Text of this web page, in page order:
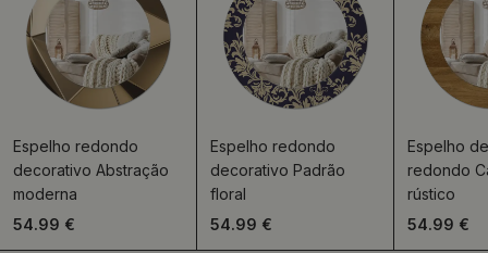
Espelho redondo
decorativo Abstração
moderna
54.99 €
Espelho redondo
decorativo Padrão
floral
54.99 €
Espelho
redondo
rústico
54.99 €